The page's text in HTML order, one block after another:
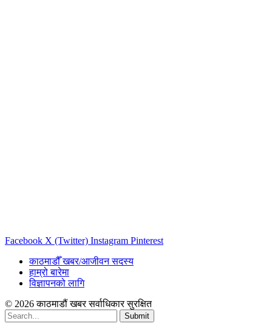
Facebook X (Twitter) Instagram Pinterest
काठमाडौँ खबर/आजीवन सदस्य
हाम्रो बारेमा
विज्ञापनको लागि
© 2026 काठमाडौं खबर सर्वाधिकार सुरक्षित
Submit